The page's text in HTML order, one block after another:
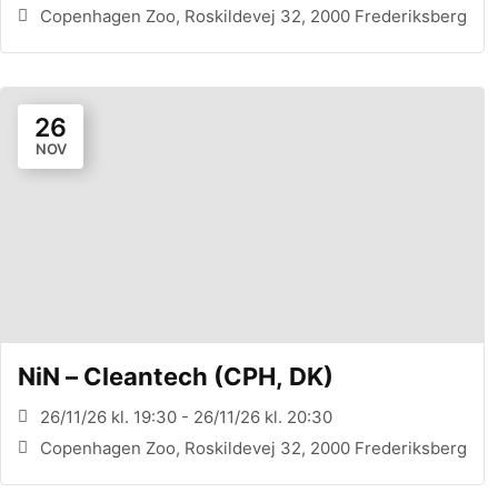
Copenhagen Zoo, Roskildevej 32, 2000 Frederiksberg
26
NOV
NiN – Cleantech (CPH, DK)
26/11/26 kl. 19:30 - 26/11/26 kl. 20:30
Copenhagen Zoo, Roskildevej 32, 2000 Frederiksberg